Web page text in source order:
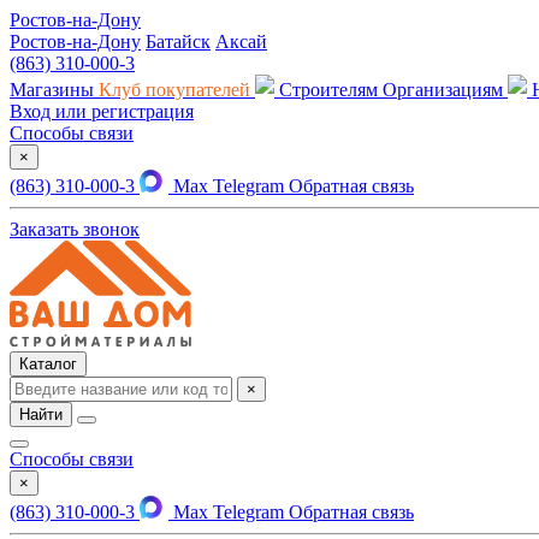
Ростов-на-Дону
Ростов-на-Дону Батайск Аксай
(863) 310-000-3
Магазины Клуб покупателей Строителям Организациям
Вход или регистрация
Способы связи
×
(863) 310-000-3 Max Telegram Обратная связь
Заказать звонок
Каталог
×
Найти
Способы связи
×
(863) 310-000-3 Max Telegram Обратная связь